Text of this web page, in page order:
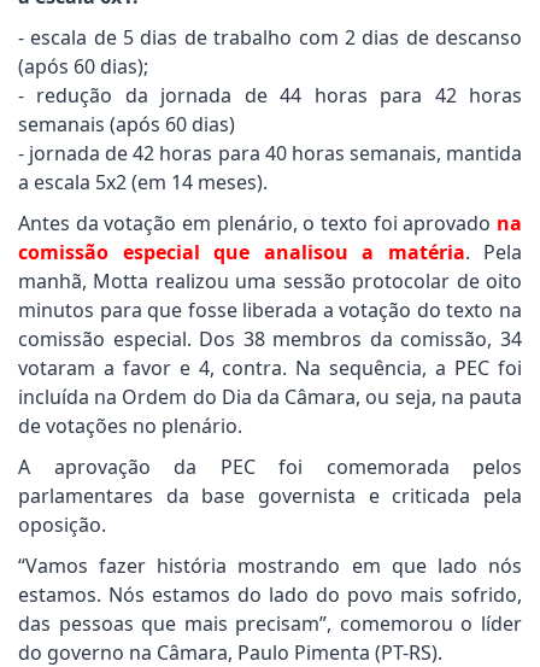
- escala de 5 dias de trabalho com 2 dias de descanso
(após 60 dias);
- redução da jornada de 44 horas para 42 horas
semanais (após 60 dias)
- jornada de 42 horas para 40 horas semanais, mantida
a escala 5x2 (em 14 meses).
Antes da votação em plenário, o texto foi aprovado na
comissão especial que analisou a matéria. Pela
manhã, Motta realizou uma sessão protocolar de oito
minutos para que fosse liberada a votação do texto na
comissão especial. Dos 38 membros da comissão, 34
votaram a favor e 4, contra. Na sequência, a PEC foi
incluída na Ordem do Dia da Câmara, ou seja, na pauta
de votações no plenário.
A aprovação da PEC foi comemorada pelos
parlamentares da base governista e criticada pela
oposição.
“Vamos fazer história mostrando em que lado nós
estamos. Nós estamos do lado do povo mais sofrido,
das pessoas que mais precisam”, comemorou o líder
do governo na Câmara, Paulo Pimenta (PT-RS).